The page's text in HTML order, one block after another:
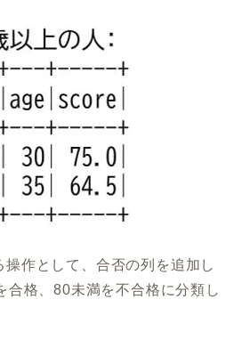
作として、合否の列を追加し
合格、80未満を不合格に分類し